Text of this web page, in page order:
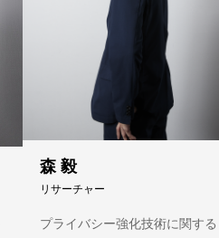
森 毅
リサーチャー
プライバシー強化技術に関する